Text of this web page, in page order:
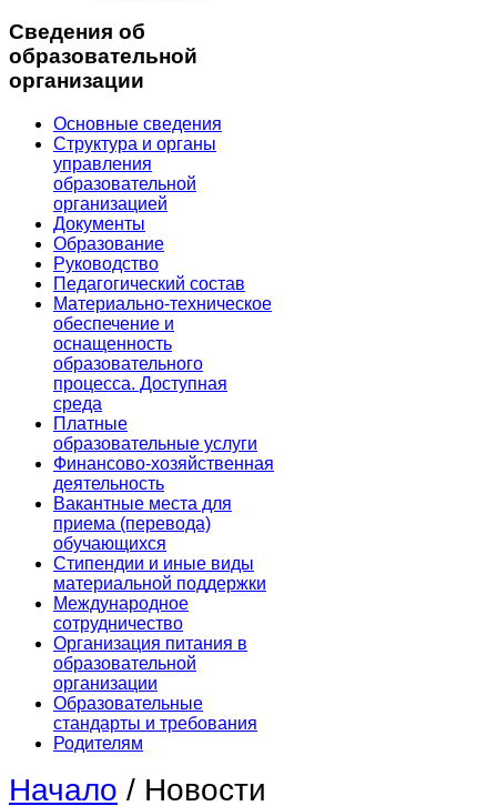
Сведения об
образовательной
организации
Основные сведения
Структура и органы
управления
образовательной
организацией
Документы
Образование
Руководство
Педагогический состав
Материально-техническое
обеспечение и
оснащенность
образовательного
процесса. Доступная
среда
Платные
образовательные услуги
Финансово-хозяйственная
деятельность
Вакантные места для
приема (перевода)
обучающихся
Стипендии и иные виды
материальной поддержки
Международное
сотрудничество
Организация питания в
образовательной
организации
Образовательные
стандарты и требования
Родителям
Начало / Новости